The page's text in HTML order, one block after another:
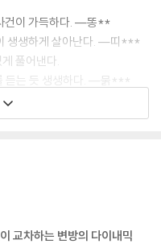
건이 가득하다. ―똥**
생생하게 살아난다. ―띠***
풀어낸다.
듣는 듯 생생하다. ―묽***
이어받아 다른 어느 시대와
운 도약의 무대로 만든 바이킹
십자가와 왕관의 싸움에서 유
교차하는 변방의 다이내믹